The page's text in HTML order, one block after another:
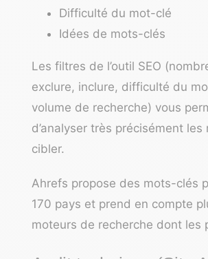
Difficulté du mot-clé
Idées de mots-clés
Les filtres de l’outil SEO
exclure, inclure, difficulté du
volume de recherche) vous
d’analyser très précisément
cibler.
Ahrefs propose des mots-clés
170 pays et prend en compte
moteurs de recherche dont les